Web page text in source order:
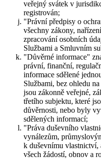
veřejný svátek v
registrován;
"Právní předpisy o
všechny zákony,
zpracování osobních
Službami a Smluvním
"Důvěrné informace"
právní, finanční,
informace sdělené
Službami, bez ohledu
jsou zákonně veřejné,
třetího subjektu, které
důvěrnosti, nebo byly
sdělených informací;
"Práva duševního
vynálezům,
k duševnímu vlastnictví,
všech žádostí, obnov a